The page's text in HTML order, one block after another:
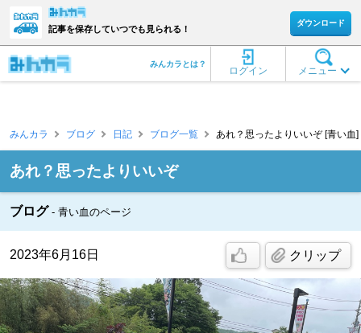
記事を保存していつでも見られる！
ダウンロード
メニュー
ログイン
みんカラとは？
みんカラ ブログ 日記 ブログ一覧 あれ？思ったよりいいぞ [青い血]
あれ？思ったよりいいぞ
ブログ 青い血のページ
2023年6月16日 クリップ